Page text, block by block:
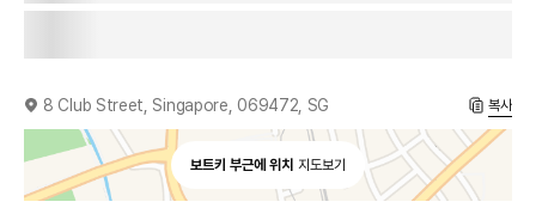
8 Club Street, Singapore, 069472, SG 복사
보트키 부근에 위치 지도보기